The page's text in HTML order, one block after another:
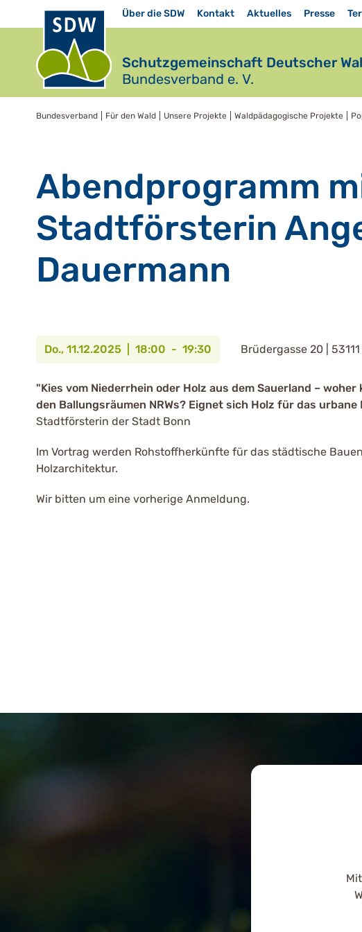
Über die SDW Kontakt Aktuelles Presse
Schutzgemeinschaft Deutscher
Bundesverband e. V.
Bundesverband Für den Wald Unsere Projekte Waldpädagogische Projekte
Abendprogramm
Stadtförsterin
Dauermann
Do., 11.12.2025 | 18:00 - 19:30 Brüdergasse 20 |
"Kies vom Niederrhein oder Holz aus dem Sauerland –
den Ballungsräumen NRWs? Eignet sich Holz für das urbane
Stadtförsterin der Stadt Bonn
Im Vortrag werden Rohstoffherkünfte für das städtische
Holzarchitektur.
Wir bitten um eine vorherige Anmeldung.